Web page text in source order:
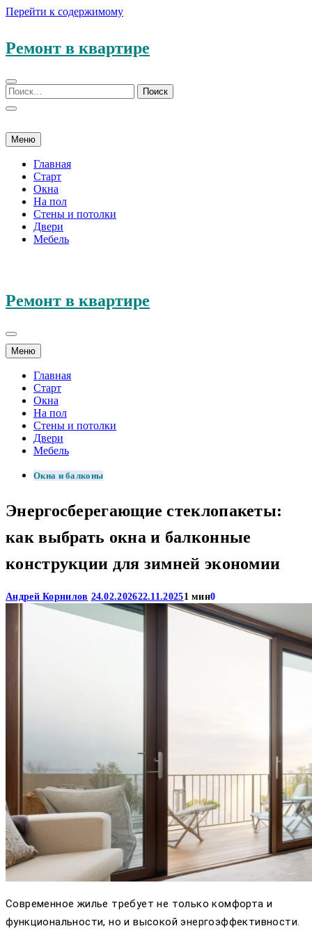
Перейти к содержимому
Ремонт в квартире
Меню
Главная
Старт
Окна
На пол
Стены и потолки
Двери
Мебель
Ремонт в квартире
Меню
Главная
Старт
Окна
На пол
Стены и потолки
Двери
Мебель
Окна и балконы
Энергосберегающие стеклопакеты:
как выбрать окна и балконные
конструкции для зимней экономии
Андрей Корнилов 24.02.202622.11.20251 мин0
Современное жилье требует не только комфорта и
функциональности, но и высокой энергоэффективности.